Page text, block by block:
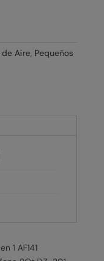
Aire, Pequeños
1 AF141